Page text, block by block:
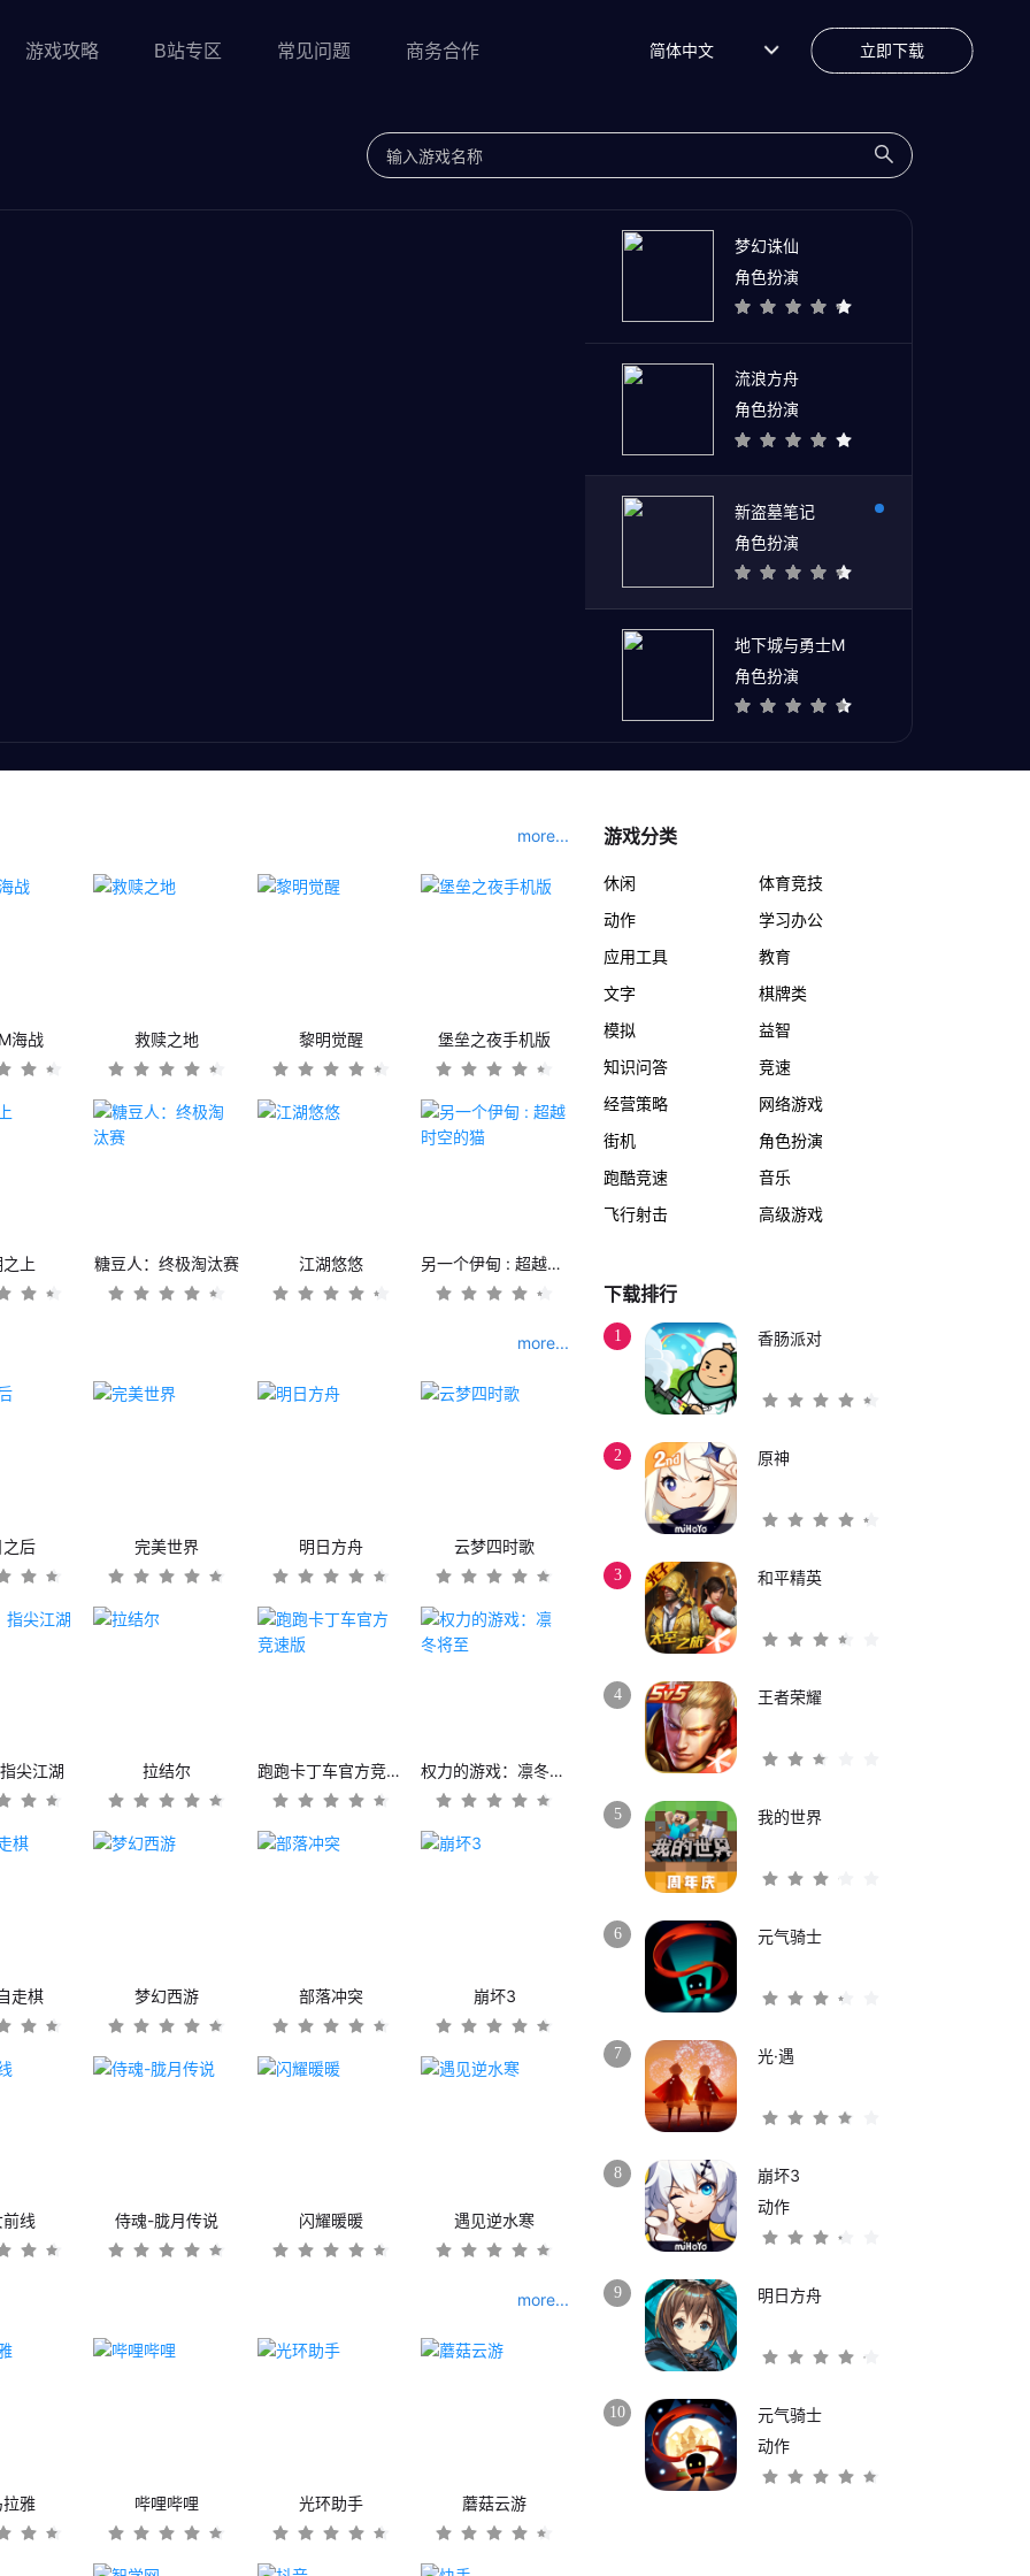
游戏攻略 B站专区 常见问题 商务合作 简体中文 立即下载
梦幻诛仙
角色扮演
流浪方舟
角色扮演
新盗墓笔记
角色扮演
地下城与勇士M
角色扮演
more...
海战 救赎之地 黎明觉醒 堡垒之夜手机版
上 糖豆人：终极淘汰赛 江湖悠悠 另一个伊甸 : 超越时空的猫
more...
后 完美世界 明日方舟 云梦四时歌
尖江湖 拉结尔 跑跑卡丁车官方竞速版 权力的游戏：凛冬将至
走棋 梦幻西游 部落冲突 崩坏3
线 侍魂-胧月传说 闪耀暖暖 遇见逆水寒
more...
雅 哔哩哔哩 光环助手 蘑菇云游
游戏分类
休闲
体育竞技
动作
学习办公
应用工具
教育
文字
棋牌类
模拟
益智
知识问答
竞速
经营策略
网络游戏
街机
角色扮演
跑酷竞速
音乐
飞行射击
高级游戏
下载排行
1 香肠派对
2 原神
3 和平精英
4 王者荣耀
5 我的世界
6 元气骑士
7 光·遇
8
崩坏3
动作
9 明日方舟
10
元气骑士
动作